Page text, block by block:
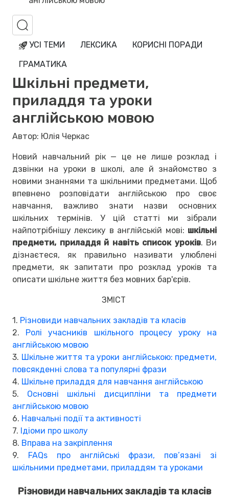
УСІ ТЕМИ ЛЕКСИКА
КОРИСНІ ПОРАДИ
ГРАМАТИКА
Шкільні предмети,
приладдя та уроки
англійською мовою
Автор: Юлія Черкас
Новий навчальний рік — це не лише розклад і
дзвінки на уроки в школі, але й знайомство з
новими знаннями та шкільними предметами. Щоб
впевнено розповідати англійською про своє
навчання, важливо знати назви основних
шкільних термінів. У цій статті ми зібрали
найпотрібнішу лексику в англійській мові: шкільні
предмети, приладдя й навіть список уроків. Ви
дізнаєтеся, як правильно називати улюблені
предмети, як запитати про розклад уроків та
описати шкільне життя без мовних бар'єрів.
ЗМІСТ
1. Різновиди навчальних закладів та класів
2. Ролі учасників шкільного процесу уроку на
англійською мовою
3. Шкільне життя та уроки англійською: предмети,
повсякденні слова та популярні фрази
4. Шкільне приладдя для навчання англійською
5. Основні шкільні дисципліни та предмети
англійською мовою
6. Навчальні події та активності
7. Ідіоми про школу
8. Вправа на закріплення
9.
FAQs про англійські фрази, пов’язані зі
шкільними предметами, приладдям та уроками
Різновиди навчальних закладів та класів